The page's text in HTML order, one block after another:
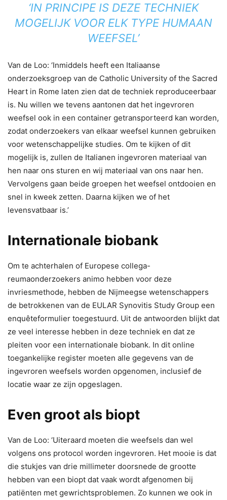
‘IN PRINCIPE IS DEZE TECHNIEK
MOGELIJK VOOR ELK TYPE HUMAAN
WEEFSEL’
Van de Loo: ‘Inmiddels heeft een Italiaanse
onderzoeksgroep van de Catholic University of the Sacred
Heart in Rome laten zien dat de techniek reproduceerbaar
is. Nu willen we tevens aantonen dat het ingevroren
weefsel ook in een container getransporteerd kan worden,
zodat onderzoekers van elkaar weefsel kunnen gebruiken
voor wetenschappelijke studies. Om te kijken of dit
mogelijk is, zullen de Italianen ingevroren materiaal van
hen naar ons sturen en wij materiaal van ons naar hen.
Vervolgens gaan beide groepen het weefsel ontdooien en
snel in kweek zetten. Daarna kijken we of het
levensvatbaar is.’
Internationale biobank
Om te achterhalen of Europese collega-
reumaonderzoekers animo hebben voor deze
invriesmethode, hebben de Nijmeegse wetenschappers
de betrokkenen van de EULAR Synovitis Study Group een
enquêteformulier toegestuurd. Uit de antwoorden blijkt dat
ze veel interesse hebben in deze techniek en dat ze
pleiten voor een internationale biobank. In dit online
toegankelijke register moeten alle gegevens van de
ingevroren weefsels worden opgenomen, inclusief de
locatie waar ze zijn opgeslagen.
Even groot als biopt
Van de Loo: ‘Uiteraard moeten die weefsels dan wel
volgens ons protocol worden ingevroren. Het mooie is dat
die stukjes van drie millimeter doorsnede de grootte
hebben van een biopt dat vaak wordt afgenomen bij
patiënten met gewrichtsproblemen. Zo kunnen we ook in